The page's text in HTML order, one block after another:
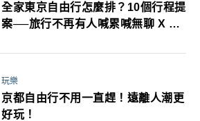
全家東京自由行怎麼排？10個行程提
案──旅行不再有人喊累喊無聊 X 爸
玩樂
京都自由行不用一直趕！遠離人潮更
好玩！